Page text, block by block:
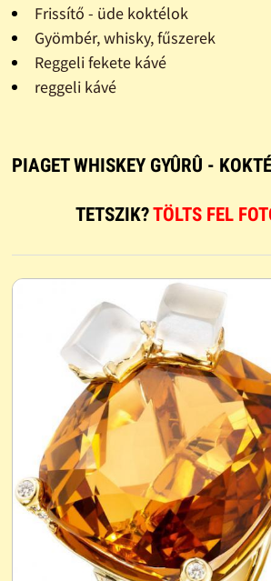
Frissítő - üde koktélok
Gyömbér, whisky, fűszerek
Reggeli fekete kávé
reggeli kávé
PIAGET WHISKEY GYÛRÛ -
TETSZIK?TÖLTS FEL